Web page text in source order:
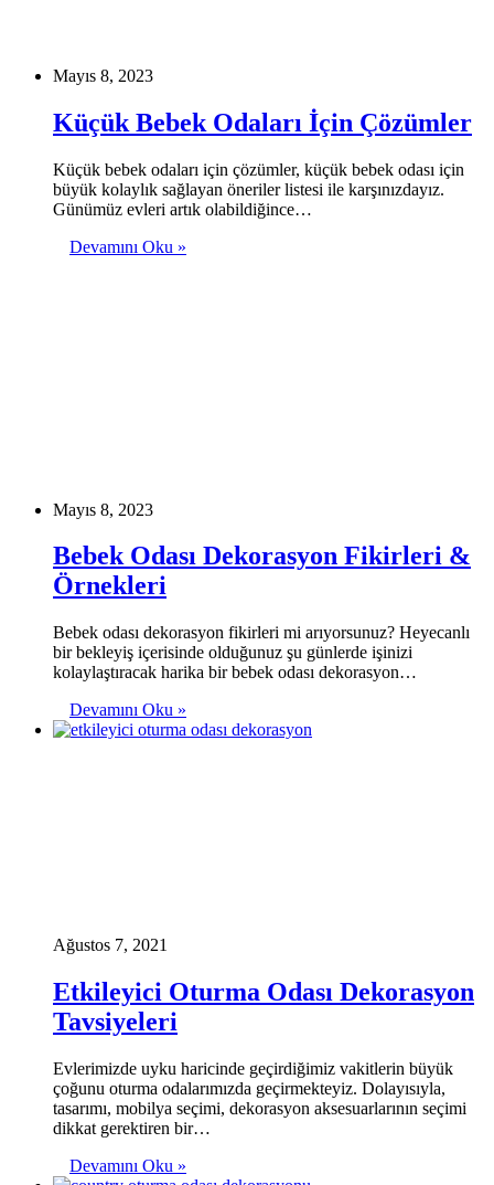
Mayıs 8, 2023
Küçük Bebek Odaları İçin Çözümler
Küçük bebek odaları için çözümler, küçük bebek odası için
büyük kolaylık sağlayan öneriler listesi ile karşınızdayız.
Günümüz evleri artık olabildiğince…
Devamını Oku »
Mayıs 8, 2023
Bebek Odası Dekorasyon Fikirleri &
Örnekleri
Bebek odası dekorasyon fikirleri mi arıyorsunuz? Heyecanlı
bir bekleyiş içerisinde olduğunuz şu günlerde işinizi
kolaylaştıracak harika bir bebek odası dekorasyon…
Devamını Oku »
Ağustos 7, 2021
Etkileyici Oturma Odası Dekorasyon
Tavsiyeleri
Evlerimizde uyku haricinde geçirdiğimiz vakitlerin büyük
çoğunu oturma odalarımızda geçirmekteyiz. Dolayısıyla,
tasarımı, mobilya seçimi, dekorasyon aksesuarlarının seçimi
dikkat gerektiren bir…
Devamını Oku »